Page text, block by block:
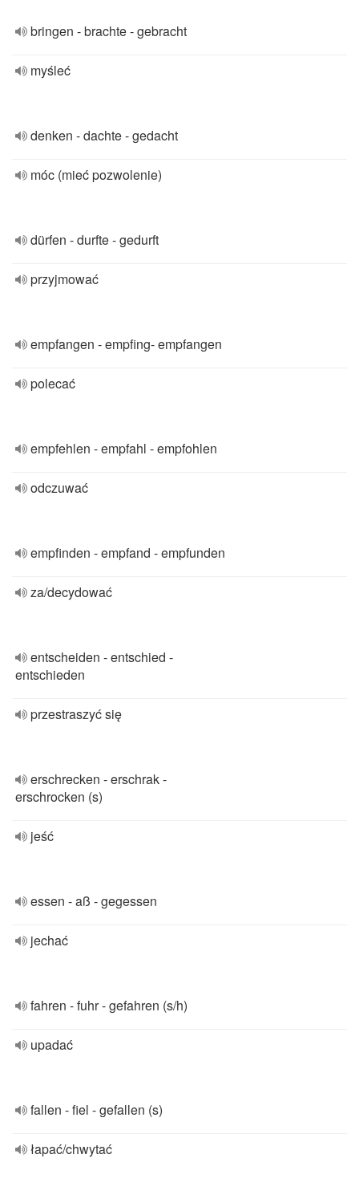
bringen - brachte - gebracht
myśleć
denken - dachte - gedacht
móc (mieć pozwolenie)
dürfen - durfte - gedurft
przyjmować
empfangen - empfing- empfangen
polecać
empfehlen - empfahl - empfohlen
odczuwać
empfinden - empfand - empfunden
za/decydować
entscheiden - entschied -
entschieden
przestraszyć się
erschrecken - erschrak -
erschrocken (s)
jeść
essen - aß - gegessen
jechać
fahren - fuhr - gefahren (s/h)
upadać
fallen - fiel - gefallen (s)
łapać/chwytać